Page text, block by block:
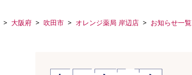
大阪府 吹田市 オレンジ薬局 岸辺店 お知らせ一覧